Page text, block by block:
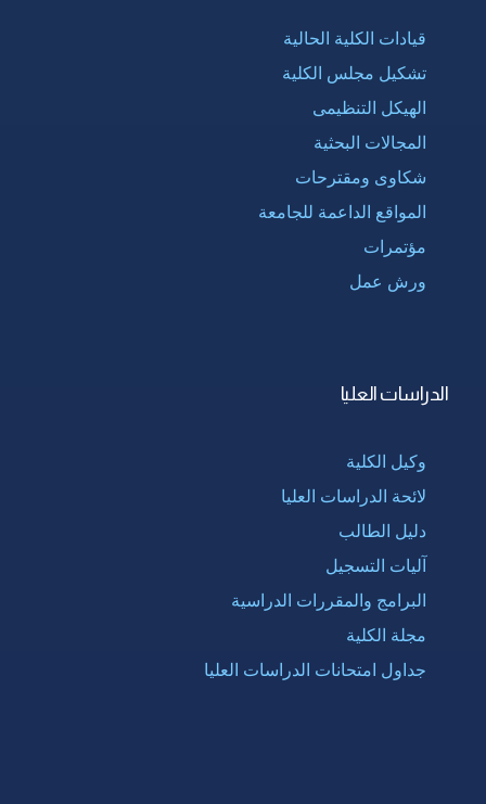
قيادات الكلية الحالية
تشكيل مجلس الكلية
الهيكل التنظيمى
المجالات البحثية
شكاوى ومقترحات
المواقع الداعمة للجامعة
مؤتمرات
ورش عمل
الدراسات العليا
وكيل الكلية
لائحة الدراسات العليا
دليل الطالب
آليات التسجيل
البرامج والمقررات الدراسية
مجلة الكلية
جداول امتحانات الدراسات العليا